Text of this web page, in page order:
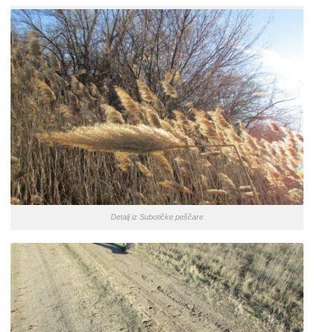
Detalj iz Subotičke peščare